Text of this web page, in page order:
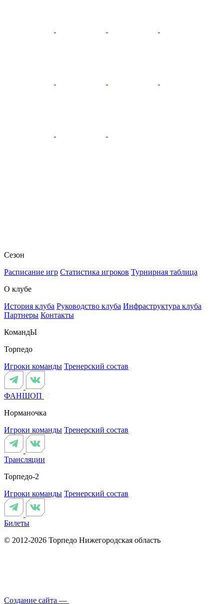
Сезон
Расписание игр Статистика игроков Турнирная таблица
О клубе
История клуба Руководство клуба Инфраструктура клуба
Партнеры Контакты
КомандЫ
Торпедо
Игроки команды Тренерский состав
ФАНШОП
Норманочка
Игроки команды Тренерский состав
Трансляции
Торпедо-2
Игроки команды Тренерский состав
Билеты
© 2012-2026 Торпедо Нижегородская область
Создание сайта —